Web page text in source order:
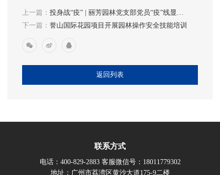
上一篇： 投身战“疫” | 丽芳园林党支部党员“疫”线显担
当
下一篇： 誉山国际花园项目开展园林操作安全技能培训
返回列表
联系方式
电话：400-829-2883 客服微信号：18011779302
地址：广州市荔湾区黄沙大道175-9二楼